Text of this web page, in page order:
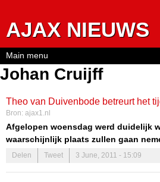
AJAX NIEUWS
Johan Cruijff
Theo van Duivenbode betreurt het
Bron: ajax1.nl
Afgelopen woensdag werd duidelijk
waarschijnlijk plaats zullen gaan
van Commissarissen bij Ajax. Steven
Paul Römer, Edgar Davids en Johan
Delen Tweet 3 June, 2011 - 15:09
Main menu